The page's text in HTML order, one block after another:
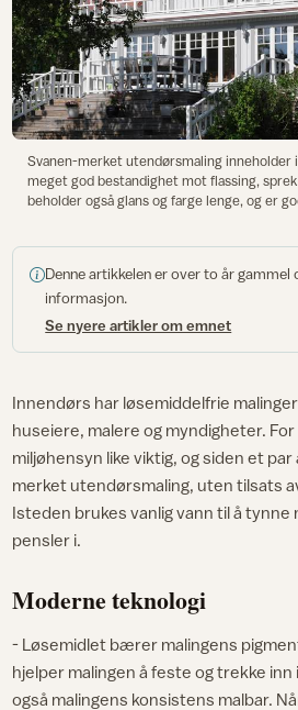
Svanen-merket utendørsmaling
meget god bestandighet mot flassing,
beholder også glans og farge lenge, og er
Denne artikkelen er over to år
informasjon.
Se nyere artikler om emnet
Innendørs har løsemiddelfrie
huseiere, malere og myndigheter.
miljøhensyn like viktig, og siden et
merket utendørsmaling, uten tilsats
Isteden brukes vanlig vann til å tynne
pensler i.
Moderne teknologi
- Løsemidlet bærer malingens
hjelper malingen å feste og trekke
også malingens konsistens malbar.